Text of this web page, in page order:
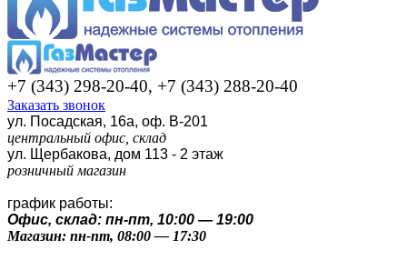
+7 (343) 298-20-40, +7 (343) 288-20-40
Заказать звонок
ул. Посадская, 16а, оф. В-201
центральный офис, склад
ул. Щербакова, дом 113 - 2 этаж
розничный магазин
график работы:
Офис, склад: пн-пт, 10:00 — 19:00
Магазин: пн-пт, 08:00 — 17:30